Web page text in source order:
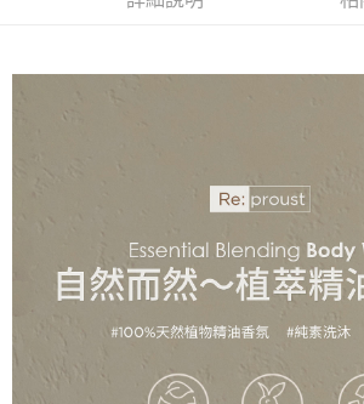
易，需依本服務之必要範圍內提供個人資料，並將
２．關於個人資料處理事宜，請瀏覽以下網址：
「AFTEE先享後付」，若未經同意申辦者引起之損
時審查核予不同之上限額度；若仍有額度不足之情
請求用戶進行身份認證。
５．嚴禁一人註冊多個帳號或使用他人資訊註冊。
每筆NT$100，滿NT$790(含以上)免運費
付款後寶雅門市自取(由倉庫統一出貨)
每筆NT$80，滿NT$290(含以上)免運費